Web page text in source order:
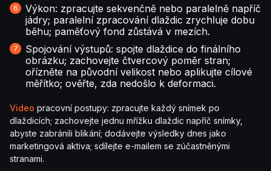
Výkon: zpracujte sekvenčně nebo paralelně napříč
jádry; paralelní zpracování dlaždic zrychluje dobu
běhu; paměťový fond zůstává v mezích.
Spojování výstupů: spojte dlaždice do finálního
obrázku; zachovejte čtvercový poměr stran;
ořízněte na původní velikost nebo aplikujte cílové
měřítko; ověřte, zda nedošlo k deformaci.
Video pracovní postupy: zpracujte každý snímek po
dlaždicích; zachovejte jednu mřížku dlaždic napříč snímky,
abyste zabránili blikání; dodávejte výsledky dnes jako
marketingová aktiva; sdílejte e-mailem se zúčastněnými
stranami.